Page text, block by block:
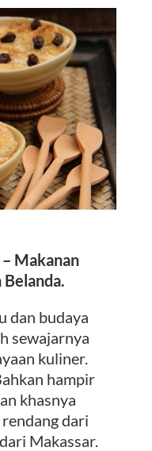
Makanan
Makanan
dan budaya
sewajarnya
kuliner.
hampir
khasnya
dari
Makassar.